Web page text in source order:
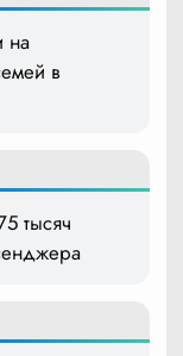
на
в
тысяч